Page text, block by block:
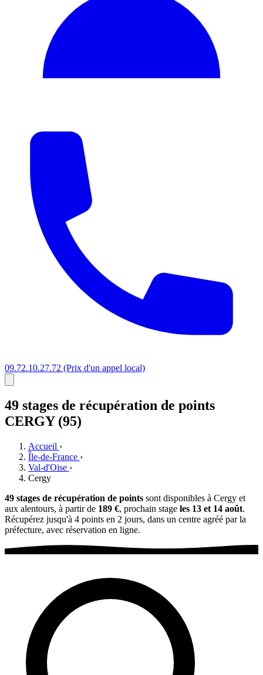
09.72.10.27.72 (Prix d'un appel local)
49 stages de récupération de points
CERGY (95)
Accueil ›
Île-de-France ›
Val-d'Oise ›
Cergy
49 stages de récupération de points sont disponibles à Cergy et
aux alentours, à partir de 189 €, prochain stage les 13 et 14 août.
Récupérez jusqu'à 4 points en 2 jours, dans un centre agréé par la
préfecture, avec réservation en ligne.